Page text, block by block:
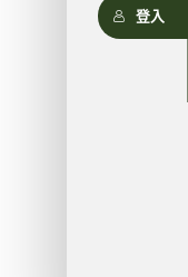
登入